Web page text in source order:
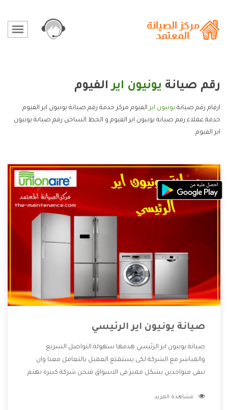
رقم صيانة يونيون ايرالفيوم
ارقام رقم صيانة يونيون ايرالفيوم مركز خدمة رقم صيانة يونيون اير الفيوم
خدمة عملاء رقم صيانة يونيون اير الفيوم و الخط الساخن رقم صيانة يونيون
اير الفيوم.
صيانة يونيون اير الرئيسي
صيانة يونيون اير الرئيسي هدفها سهولة التواصل السريع
والمباشر مع الشركة لكى يستمتع العميل بالتعامل معنا وان
نبقى متواجدين بشكل مميز فى الاسواق فنحن شركة كبيرة نهتم
الشركة بها والتى تكون منها خدمة الصيانة التى تكون من أهم
مشاهدة المزيد